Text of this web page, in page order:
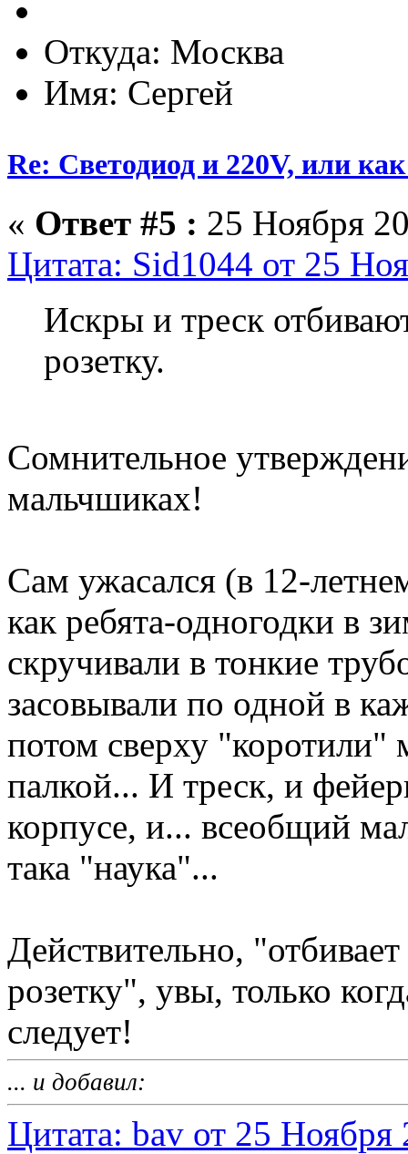
Откуда: Москва
Имя: Сергей
Re: Светодиод и 220V, или
« Ответ #5 : 25 Ноября
Цитата: Sid1044 от 25
Искры и треск
розетку.
Сомнительное
мальчшиках!
Сам ужасался (в 12-
как ребята-одногодки в
скручивали в тонкие
засовывали по одной в
потом сверху "коротили"
палкой... И треск, и
корпусе, и... всеобщий
така "наука"...
Действительно,
розетку", увы, только
следует!
... и добавил:
Цитата: bav от 25